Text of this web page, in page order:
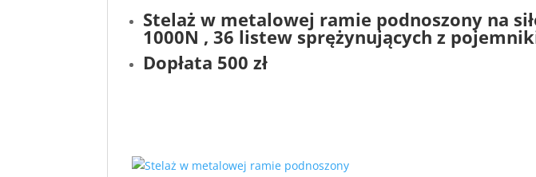
Stelaż w metalowej ramie podnoszony na
1000N , 36 listew sprężynujących z
Dopłata 500 zł